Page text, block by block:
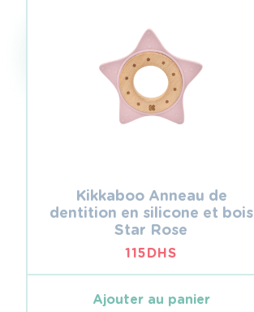
Kikkaboo Anneau de
dentition en silicone et bois
Star Rose
115DHS
Ajouter au panier